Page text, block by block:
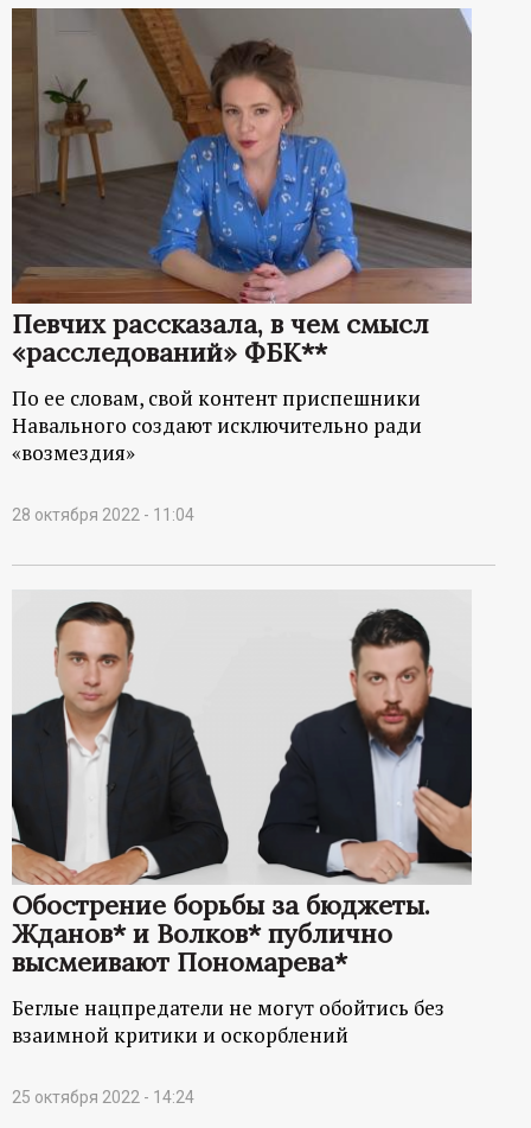
Певчих рассказала, в чем смысл
«расследований» ФБК**
По ее словам, свой контент приспешники
Навального создают исключительно ради
«возмездия»
28 октября 2022 - 11:04
Обострение борьбы за бюджеты.
Жданов* и Волков* публично
высмеивают Пономарева*
Беглые нацпредатели не могут обойтись без
взаимной критики и оскорблений
25 октября 2022 - 14:24